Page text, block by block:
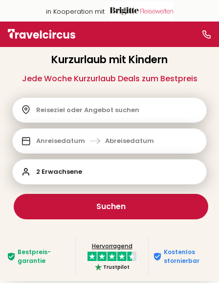
in Kooperation mit
Kurzurlaub mit Kindern
Jede Woche Kurzurlaub Deals zum Bestpreis
Reiseziel oder Angebot suchen
Anreisedatum Abreisedatum
2 Erwachsene
Suchen
Bestpreis­
garantie
Hervorragend
Trustpilot
Kostenlos
stornierbar